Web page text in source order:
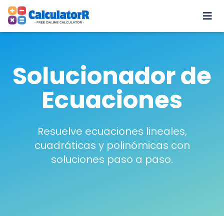
Solucionador de
Ecuaciones
Resuelve ecuaciones lineales,
cuadráticas y polinómicas con
soluciones paso a paso.